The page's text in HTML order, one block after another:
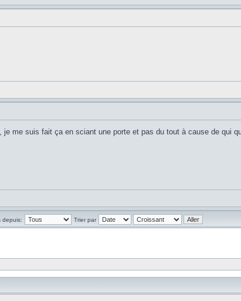
me suis fait ça en sciant une porte et pas du tout à cause de qui
depuis: Trier par